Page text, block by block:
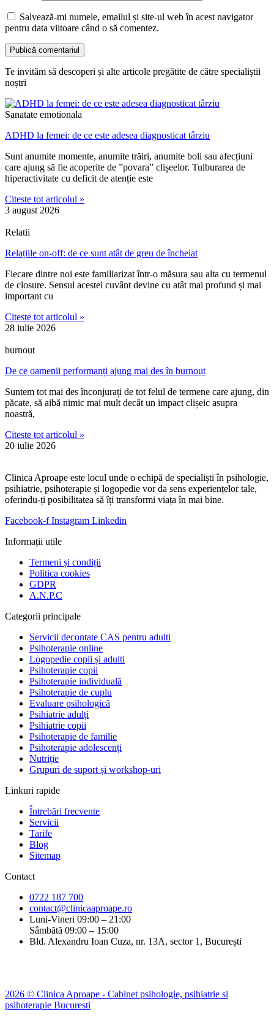
Salvează-mi numele, emailul și site-ul web în acest navigator
pentru data viitoare când o să comentez.
Te invităm să descoperi și alte articole pregătite de către specialiștii
noștri
Sanatate emotionala
ADHD la femei: de ce este adesea diagnosticat târziu
Sunt anumite momente, anumite trăiri, anumite boli sau afecțiuni
care ajung să fie acoperite de ”povara” clișeelor. Tulburarea de
hiperactivitate cu deficit de atenție este
Citeste tot articolul »
3 august 2026
Relatii
Relațiile on-off: de ce sunt atât de greu de încheiat
Fiecare dintre noi este familiarizat într-o măsura sau alta cu termenul
de closure. Sensul acestei cuvânt devine cu atât mai profund și mai
important cu
Citeste tot articolul »
28 iulie 2026
burnout
De ce oamenii performanți ajung mai des în burnout
Suntem tot mai des înconjurați de tot felul de termene care ajung, din
păcate, să aibă nimic mai mult decât un impact clișeic asupra
noastră,
Citeste tot articolul »
20 iulie 2026
Clinica Aproape este locul unde o echipă de specialiști în psihologie,
psihiatrie, psihoterapie și logopedie vor da sens experiențelor tale,
oferindu-ți posibilitatea să îți transformi viața în mai bine.
Facebook-f Instagram Linkedin
Informații utile
Termeni și condiții
Politica cookies
GDPR
A.N.P.C
Categorii principale
Servicii decontate CAS pentru adulti
Psihoterapie online
Logopedie copii și adulti
Psihoterapie copii
Psihoterapie individuală
Psihoterapie de cuplu
Evaluare psihologică
Psihiatrie adulți
Psihiatrie copii
Psihoterapie de familie
Psihoterapie adolescenți
Nutriție
Grupuri de suport și workshop-uri
Linkuri rapide
Întrebări frecvente
Servicii
Tarife
Blog
Sitemap
Contact
0722 187 700
contact@clinicaaproape.ro
Luni-Vineri 09:00 – 21:00
Sâmbătă 09:00 – 15:00
Bld. Alexandru Ioan Cuza, nr. 13A, sector 1, București
2026 © Clinica Aproape - Cabinet psihologie, psihiatrie si
psihoterapie Bucuresti